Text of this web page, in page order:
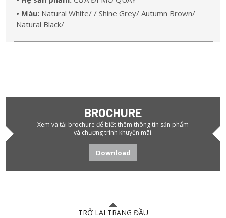
• Màu:Natural White/ / Shine Grey/ Autumn Brown/
Natural Black/
BROCHURE
Xem và tải brochure để biết thêm thông tin sản phẩm
và chương trình khuyến mãi.
Download
TRỞ LẠI TRANG ĐẦU